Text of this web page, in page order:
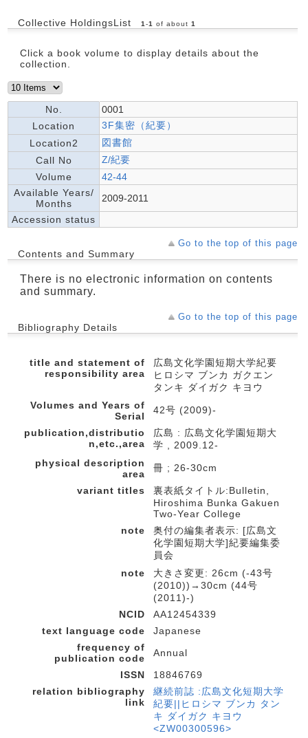
Collective HoldingsList 1 -1 of about 1
Click a book volume to display details about the
collection.
No.
0001
Location
3F集密（紀要）
Location2
図書館
Call No
Z/紀要
Volume
42-44
Available Years/
Months
2009-2011
Accession status
Go to the top of this page
Contents and Summary
There is no electronic information on contents
and summary.
Go to the top of this page
Bibliography Details
title and statement of
responsibility area
広島文化学園短期大学紀要
ヒロシマ ブンカ ガクエン
タンキ ダイガク キヨウ
Volumes and Years of
Serial
42号 (2009)-
publication,distributio
n,etc.,area
広島 : 広島文化学園短期大
学 , 2009.12-
physical description
area
冊 ; 26-30cm
variant titles
裏表紙タイトル:Bulletin,
Hiroshima Bunka Gakuen
Two-Year College
note
奥付の編集者表示: [広島文
化学園短期大学]紀要編集委
員会
note
大きさ変更: 26cm (-43号
(2010))→30cm (44号
(2011)-)
NCID
AA12454339
text language code
Japanese
frequency of
publication code
Annual
ISSN
18846769
relation bibliography
link
継続前誌 :広島文化短期大学
紀要||ヒロシマ ブンカ タン
キ ダイガク キヨウ
<ZW00300596>